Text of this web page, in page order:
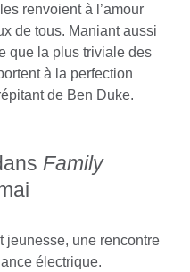
renvoient à l’amour
de tous. Maniant aussi
que la plus triviale des
à la perfection
de Ben Duke.
Family
jeunesse, une rencontre
électrique.